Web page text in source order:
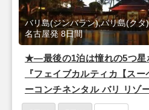
★―最後の1泊は憧れの5つ
『フェイブカルティカ【ス
ーコンチネンタル バリ リゾ
ラウンジガーデンビュー】』
バリ島(ジンバラン),バリ島(ク
名古屋発 8日間